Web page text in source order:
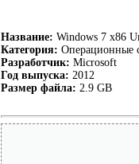
Название: Windows 7 x86
Категория: Операционные
Разработчик: Microsoft
Год выпуска: 2012
Размер файла: 2.9 GB